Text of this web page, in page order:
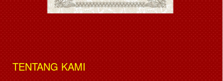
TENTANG KAMI